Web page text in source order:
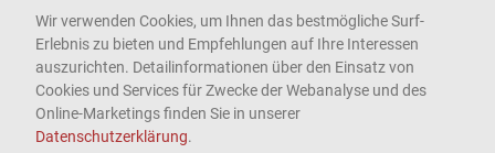
WCAG-2.1-AA
Wir verwenden Cookies, um Ihnen das bestmögliche Surf-
Erlebnis zu bieten und Empfehlungen auf Ihre Interessen
auszurichten. Detailinformationen über den Einsatz von
Cookies und Services für Zwecke der Webanalyse und des
Online-Marketings finden Sie in unserer
Datenschutzerklärung.